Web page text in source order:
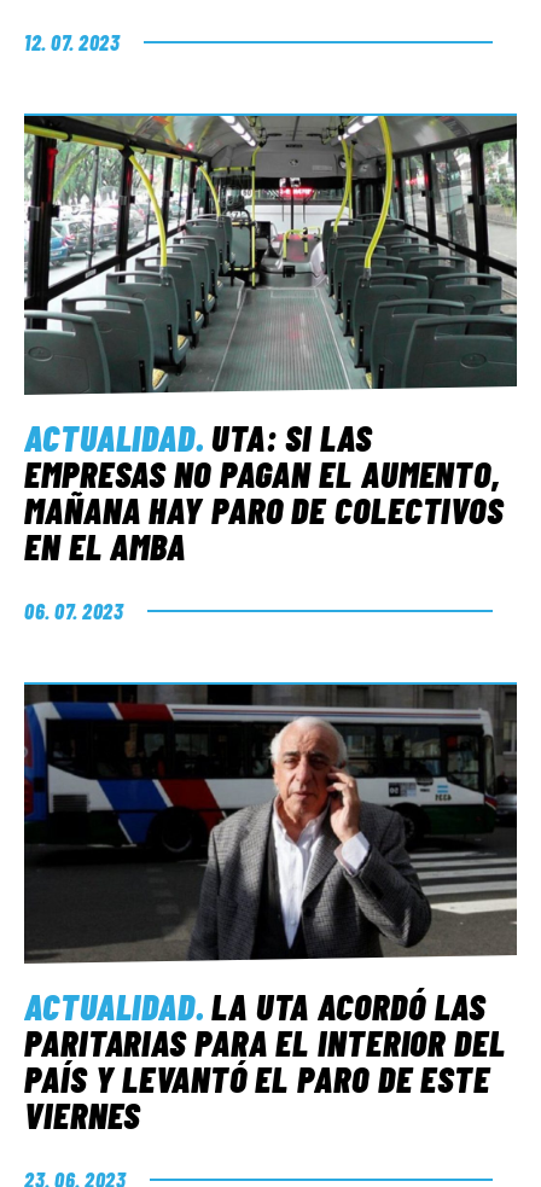
12. 07. 2023
ACTUALIDAD.UTA: SI LAS
EMPRESAS NO PAGAN EL AUMENTO,
MAÑANA HAY PARO DE COLECTIVOS
EN EL AMBA
06. 07. 2023
ACTUALIDAD.LA UTA ACORDÓ LAS
PARITARIAS PARA EL INTERIOR DEL
PAÍS Y LEVANTÓ EL PARO DE ESTE
VIERNES
23. 06. 2023